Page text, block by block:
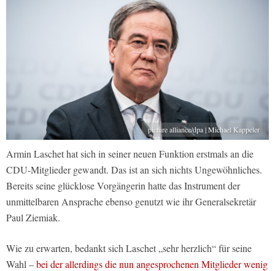
picture alliance/dpa | Michael Kappeler
Armin Laschet hat sich in seiner neuen Funktion erstmals an die
CDU-Mitglieder gewandt. Das ist an sich nichts Ungewöhnliches.
Bereits seine glücklose Vorgängerin hatte das Instrument der
unmittelbaren Ansprache ebenso genutzt wie ihr Generalsekretär
Paul Ziemiak.
Wie zu erwarten, bedankt sich Laschet „sehr herzlich“ für seine
Wahl –bei der allerdings die nun angesprochenen Mitglieder wenig